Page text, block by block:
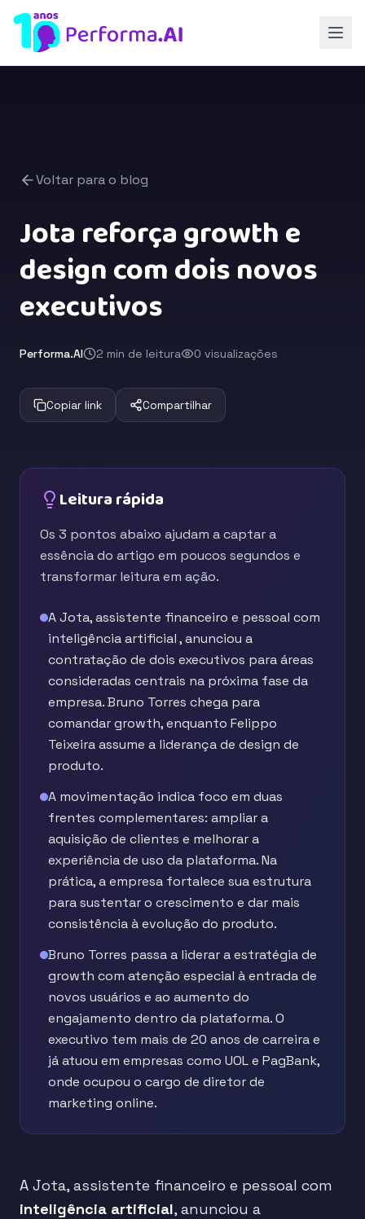
Voltar para o blog
Jota reforça growth e
design com dois novos
executivos
Performa.AI 2 min de leitura 0 visualizações
Copiar link Compartilhar
Leitura rápida
Os 3 pontos abaixo ajudam a captar a
essência do artigo em poucos segundos e
transformar leitura em ação.
A Jota, assistente financeiro e pessoal com
inteligência artificial , anunciou a
contratação de dois executivos para áreas
consideradas centrais na próxima fase da
empresa. Bruno Torres chega para
comandar growth, enquanto Felippo
Teixeira assume a liderança de design de
produto.
A movimentação indica foco em duas
frentes complementares: ampliar a
aquisição de clientes e melhorar a
experiência de uso da plataforma. Na
prática, a empresa fortalece sua estrutura
para sustentar o crescimento e dar mais
consistência à evolução do produto.
Bruno Torres passa a liderar a estratégia de
growth com atenção especial à entrada de
novos usuários e ao aumento do
engajamento dentro da plataforma. O
executivo tem mais de 20 anos de carreira e
já atuou em empresas como UOL e PagBank,
onde ocupou o cargo de diretor de
marketing online.
A Jota, assistente financeiro e pessoal com
inteligência artificial, anunciou a